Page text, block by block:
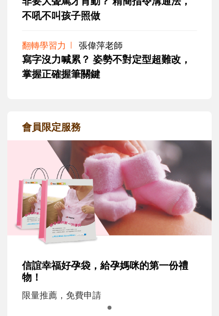
不吼不叫孩子照做
翻轉學習力 張偉萍老師
寫字沒力喊累？ 姿勢不對定型超難改，
掌握正確握筆關鍵
會員限定服務
信誼幸福好孕袋，給孕媽咪的第一份禮
物！
限量推薦，免費申請